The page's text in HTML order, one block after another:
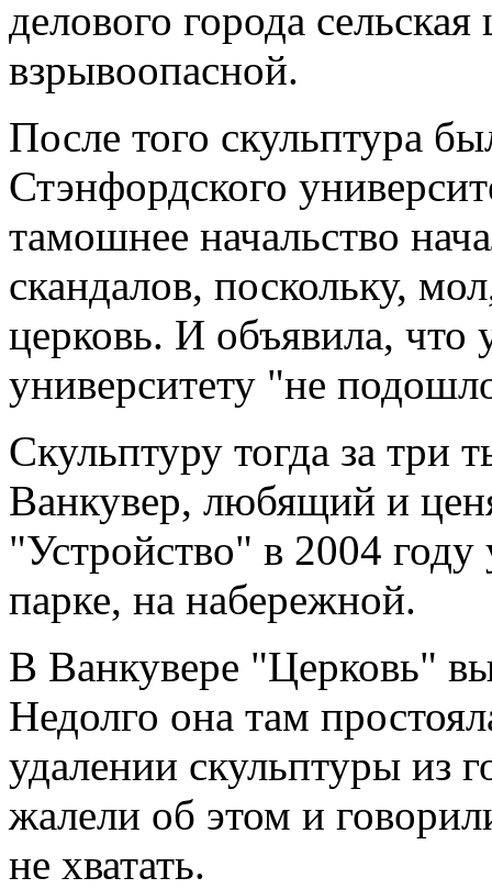
делового города
взрывоопасной.
После того скульптура
Стэнфордского
тамошнее начальство
скандалов, поскольку,
церковь. И объявила, что
университету "не
Скульптуру тогда за три
Ванкувер, любящий и
"Устройство" в 2004
парке, на набережной.
В Ванкувере "Церковь"
Недолго она там
удалении скульптуры из
жалели об этом и
не хватать.